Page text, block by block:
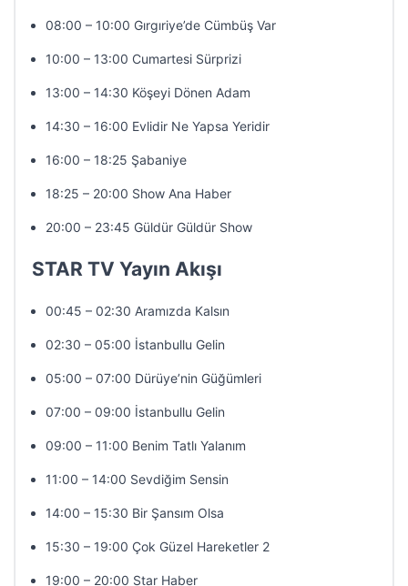
08:00 – 10:00 Gırgıriye’de Cümbüş Var
10:00 – 13:00 Cumartesi Sürprizi
13:00 – 14:30 Köşeyi Dönen Adam
14:30 – 16:00 Evlidir Ne Yapsa Yeridir
16:00 – 18:25 Şabaniye
18:25 – 20:00 Show Ana Haber
20:00 – 23:45 Güldür Güldür Show
STAR TV Yayın Akışı
00:45 – 02:30 Aramızda Kalsın
02:30 – 05:00 İstanbullu Gelin
05:00 – 07:00 Dürüye’nin Güğümleri
07:00 – 09:00 İstanbullu Gelin
09:00 – 11:00 Benim Tatlı Yalanım
11:00 – 14:00 Sevdiğim Sensin
14:00 – 15:30 Bir Şansım Olsa
15:30 – 19:00 Çok Güzel Hareketler 2
19:00 – 20:00 Star Haber